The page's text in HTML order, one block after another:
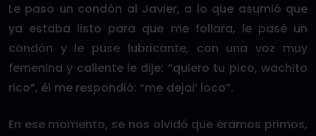
Le paso un condón al Javier, a lo que asumió que
ya estaba listo para que me follara, le pasé un
condón y le puse lubricante, con una voz muy
femenina y caliente le dije: “quiero tu pico, wachito
rico”, él me respondió: “me dejai’ loco”.
En ese momento, se nos olvidó que éramos primos,